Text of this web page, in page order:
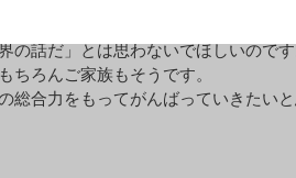
機能が悪化したら「もう治らない
の話だ」とは思わないでほしいので
ちろんご家族もそうです。
合力をもってがんばっていきたいと